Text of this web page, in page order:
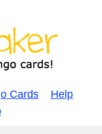
Cards
Help